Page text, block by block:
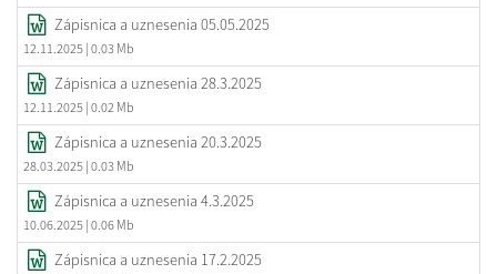
Zápisnica a uznesenia 05.05.2025
12.11.2025 | 0.03 Mb
Zápisnica a uznesenia 28.3.2025
12.11.2025 | 0.02 Mb
Zápisnica a uznesenia 20.3.2025
28.03.2025 | 0.03 Mb
Zápisnica a uznesenia 4.3.2025
10.06.2025 | 0.06 Mb
Zápisnica a uznesenia 17.2.2025